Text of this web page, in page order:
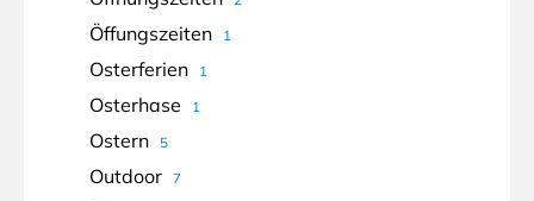
Öffungszeiten 1
Osterferien 1
Osterhase 1
Ostern 5
Outdoor 7